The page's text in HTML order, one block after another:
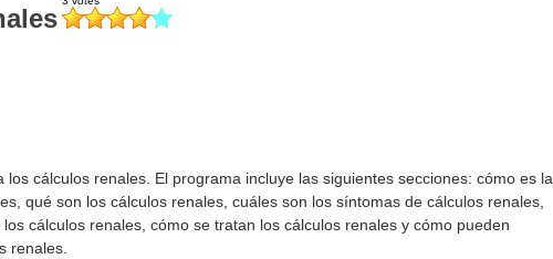
los cálculos renales. El programa incluye las siguientes secciones: cómo es la
qué son los cálculos renales, cuáles son los síntomas de cálculos renales,
cálculos renales, cómo se tratan los cálculos renales y cómo pueden
renales.